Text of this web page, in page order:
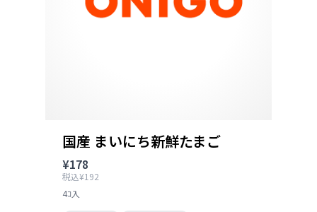
国産 まいにち新鮮たまご
¥178
税込¥192
4ｺ入